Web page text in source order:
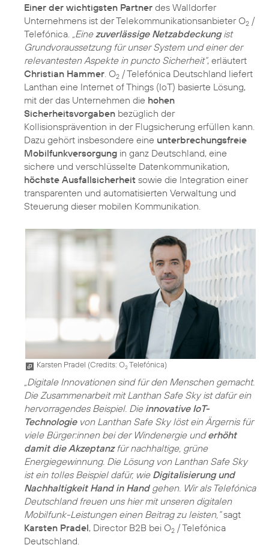
Einer der wichtigsten Partner des Walldorfer
Unternehmens ist der Telekommunikationsanbieter O2 /
Telefónica.
„Eine zuverlässige Netzabdeckungist
Grundvoraussetzung für unser System und einer der
relevantesten Aspekte in puncto Sicherheit“, erläutert
Christian Hammer . O2 / Telefónica Deutschland liefert
Lanthan eine Internet of Things (IoT) basierte Lösung,
mit der das Unternehmen die hohen
Sicherheitsvorgaben bezüglich der
Kollisionsprävention in der Flugsicherung erfüllen kann.
Dazu gehört insbesondere eine unterbrechungsfreie
Mobilfunkversorgung in ganz Deutschland, eine
sichere und verschlüsselte Datenkommunikation,
höchste Ausfallsicherheit sowie die Integration einer
transparenten und automatisierten Verwaltung und
Steuerung dieser mobilen Kommunikation.
Karsten Pradel (Credits: O2Telefónica)
„Digitale Innovationen sind für den Menschen gemacht.
Die Zusammenarbeit mit Lanthan Safe Sky ist dafür ein
hervorragendes Beispiel. Die innovative IoT-
Technologievon Lanthan Safe Sky löst ein Ärgernis für
viele Bürger:innen bei der Windenergie underhöht
damit die Akzeptanzfür nachhaltige, grüne
Energiegewinnung. Die Lösung von Lanthan Safe Sky
ist ein tolles Beispiel dafür, wie Digitalisierung und
Nachhaltigkeit Hand in Handgehen. Wir als Telefónica
Deutschland freuen uns hier mit unseren digitalen
Mobilfunk-Leistungen einen Beitrag zu leisten,“sagt
Karsten Pradel, Director B2B bei O2 / Telefónica
Deutschland.